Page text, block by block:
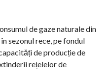
de gaze naturale din
sezonul rece, pe fondul
de producție de
rețelelor de